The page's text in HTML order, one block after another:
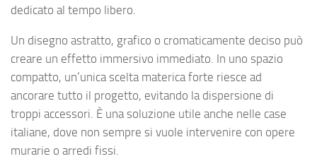
dedicato al tempo libero.
Un disegno astratto, grafico o cromaticamente deciso può
creare un effetto immersivo immediato. In uno spazio
compatto, un’unica scelta materica forte riesce ad
ancorare tutto il progetto, evitando la dispersione di
troppi accessori. È una soluzione utile anche nelle case
italiane, dove non sempre si vuole intervenire con opere
murarie o arredi fissi.